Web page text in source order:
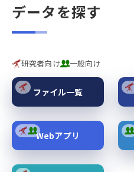
データを探す
研究者向け 一般向け
ファイル一覧
Webアプリ